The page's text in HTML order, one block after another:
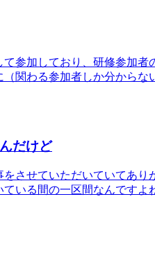
参加しており、研修参加
関わる参加者しか分から
だけど
させていただいていてあ
いる間の一区間なんです